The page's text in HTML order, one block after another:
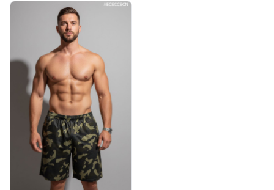
actifs tout en offrant un
style moderne et discret.